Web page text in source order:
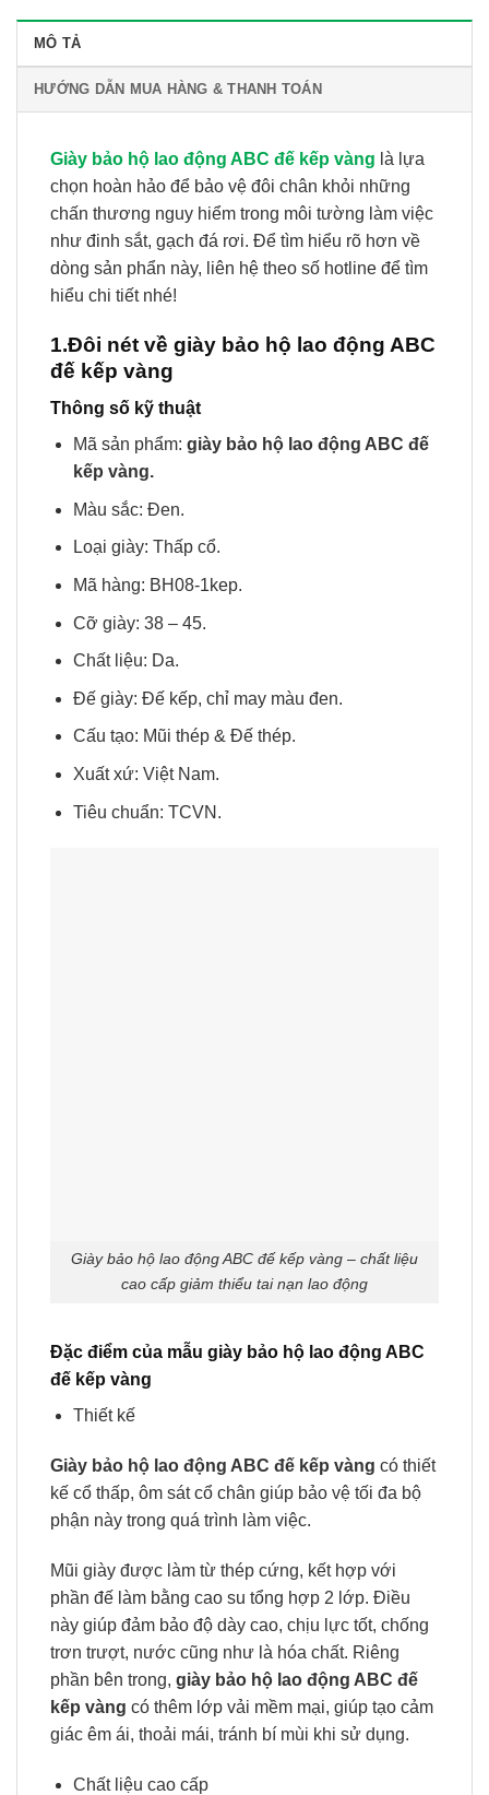
MÔ TẢ
HƯỚNG DẪN MUA HÀNG & THANH TOÁN
Giày bảo hộ lao động ABC đế kếp vàng là lựa
chọn hoàn hảo để bảo vệ đôi chân khỏi những
chấn thương nguy hiểm trong môi tường làm việc
như đinh sắt, gạch đá rơi. Để tìm hiểu rõ hơn về
dòng sản phẩn này, liên hệ theo số hotline để tìm
hiểu chi tiết nhé!
1.Đôi nét về giày bảo hộ lao động ABC
đế kếp vàng
Thông số kỹ thuật
Mã sản phẩm: giày bảo hộ lao động ABC đế
kếp vàng.
Màu sắc: Đen.
Loại giày: Thấp cổ.
Mã hàng: BH08-1kep.
Cỡ giày: 38 – 45.
Chất liệu: Da.
Đế giày: Đế kếp, chỉ may màu đen.
Cấu tạo: Mũi thép & Đế thép.
Xuất xứ: Việt Nam.
Tiêu chuẩn: TCVN.
Giày bảo hộ lao động ABC đế kếp vàng – chất liệu
cao cấp giảm thiểu tai nạn lao động
Đặc điểm của mẫu giày bảo hộ lao động ABC
đế kếp vàng
Thiết kế
Giày bảo hộ lao động ABC đế kếp vàng có thiết
kế cổ thấp, ôm sát cổ chân giúp bảo vệ tối đa bộ
phận này trong quá trình làm việc.
Mũi giày được làm từ thép cứng, kết hợp với
phần đế làm bằng cao su tổng hợp 2 lớp. Điều
này giúp đảm bảo độ dày cao, chịu lực tốt, chống
trơn trượt, nước cũng như là hóa chất. Riêng
phần bên trong, giày bảo hộ lao động ABC đế
kếp vàng có thêm lớp vải mềm mại, giúp tạo cảm
giác êm ái, thoải mái, tránh bí mùi khi sử dụng.
Chất liệu cao cấp